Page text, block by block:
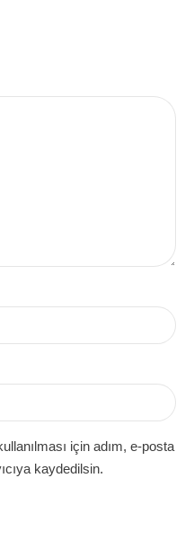
için adım, e-posta
kaydedilsin.